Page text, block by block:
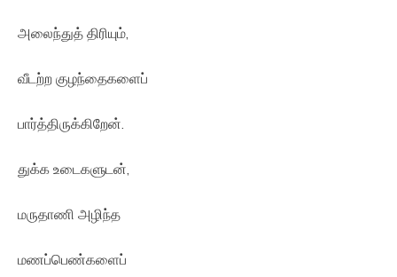
அலைந்துத் திரியும்,
வீடற்ற குழந்தைகளைப்
பார்த்திருக்கிறேன்.
துக்க உடைகளுடன்,
மருதாணி அழிந்த
மணப்பெண்களைப்